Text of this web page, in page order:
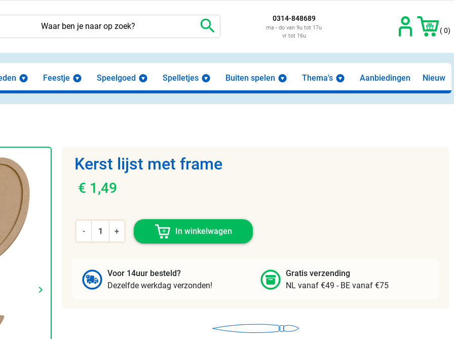
search 0314-848689
ma - do van 9u tot 17u
vr tot 16u
( 0)
Feestje Speelgoed Spelletjes Buiten spelen Thema's Aanbiedingen Nieuw
Volgende
keyboard_arrow_right
Kerst lijst met frame
€ 1,49
- + In winkelwagen
Voor 14uur besteld?
Dezelfde werkdag verzonden!
Gratis verzending
NL vanaf €49 - BE vanaf €75